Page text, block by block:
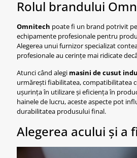
Rolul brandului
Omnitech poate fi un brand potrivit
echipamente profesionale pentru
Alegerea unui furnizor specializat
profesionale au cerințe mai ridicate
Atunci când alegi masini de cusut
urmărești fiabilitatea, compatibilitatea
ușurința în utilizare și eficiența în
hainele de lucru, aceste aspecte pot
durabilitatea produsului final.
Alegerea acului și a